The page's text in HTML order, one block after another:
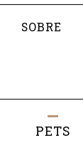
SOBRE
PETS